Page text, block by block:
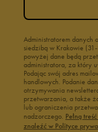
Administratorem danych
siedzibą w Krakowie
powyżej dane będą
administratora, za który
Podając swój adres
handlowych. Podanie
otrzymywania
przetwarzania, a także
lub ograniczenia
nadzorczego. Pełną
znaleźć w Polityce